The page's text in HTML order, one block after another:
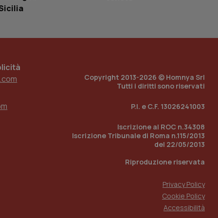
Copyright 2013-2026 © Homnya Srl
Tutti i diritti sono riservati
P.I. e C.F. 13026241003
Iscrizione al ROC n.34308
Iscrizione Tribunale di Roma n.115/2013
del 22/05/2013
Riproduzione riservata
Privacy Policy
Cookie Policy
Accessibilità
di
la gestione
dell’esperienza
per abilitare il
con identity